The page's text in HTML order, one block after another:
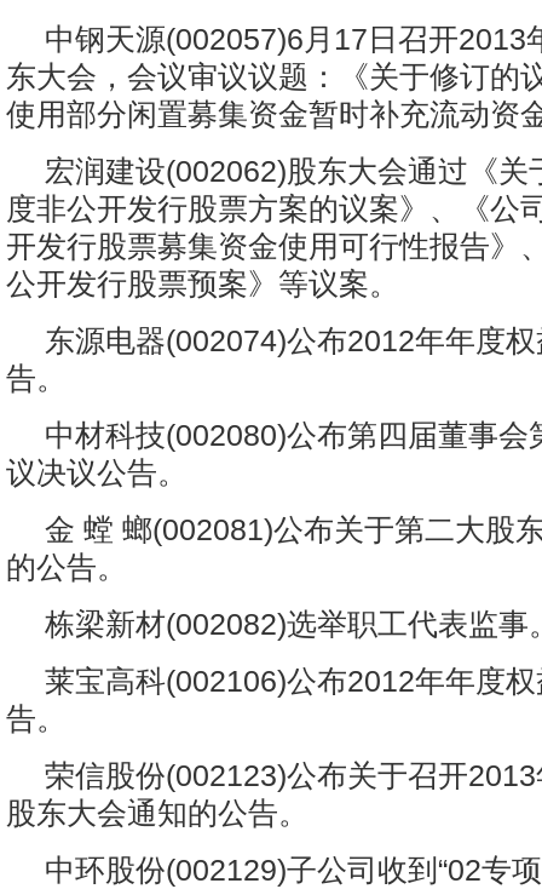
中钢天源(002057)6月17日召开2013
东大会，会议审议议题：《关于修订的
使用部分闲置募集资金暂时补充流动资
宏润建设(002062)股东大会通过《关
度非公开发行股票方案的议案》、《公
开发行股票募集资金使用可行性报告》
公开发行股票预案》等议案。
东源电器(002074)公布2012年年度
告。
中材科技(002080)公布第四届董事会
议决议公告。
金 螳 螂(002081)公布关于第二大股
的公告。
栋梁新材(002082)选举职工代表监事
莱宝高科(002106)公布2012年年度
告。
荣信股份(002123)公布关于召开
股东大会通知的公告。
中环股份(002129)子公司收到“02专